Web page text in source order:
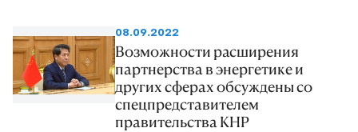
08.09.2022
Возможности расширения
партнерства в энергетике и
других сферах обсуждены со
спецпредставителем
правительства КНР